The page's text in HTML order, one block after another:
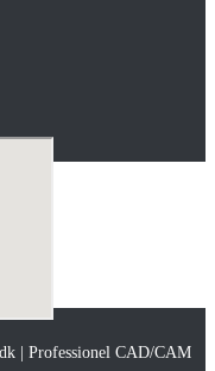
| Professionel CAD/CAM